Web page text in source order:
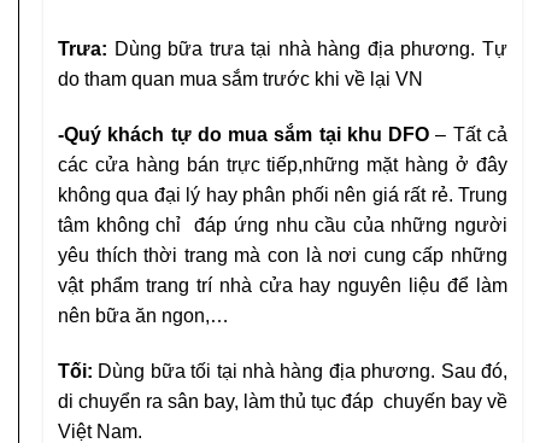
Trưa: Dùng bữa trưa tại nhà hàng địa phương. Tự
do tham quan mua sắm trước khi về lại VN
-Quý khách tự do mua sắm tại khu DFO– Tất cả
các cửa hàng bán trực tiếp,những mặt hàng ở đây
không qua đại lý hay phân phối nên giá rất rẻ. Trung
tâm không chỉ đáp ứng nhu cầu của những người
yêu thích thời trang mà con là nơi cung cấp những
vật phẩm trang trí nhà cửa hay nguyên liệu để làm
nên bữa ăn ngon,…
Tối: Dùng bữa tối tại nhà hàng địa phương. Sau đó,
di chuyển ra sân bay, làm thủ tục đáp chuyến bay về
Việt Nam.